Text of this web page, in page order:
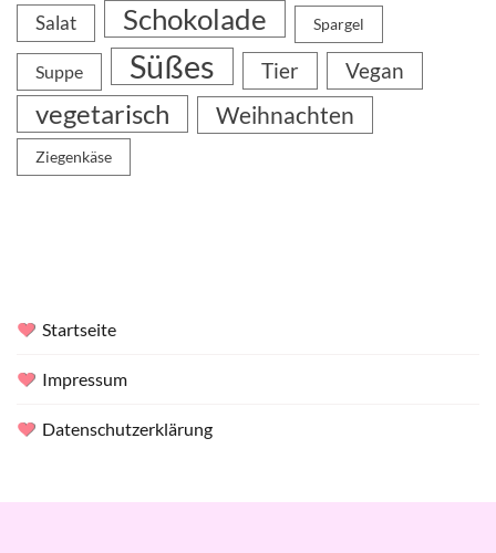
Salat Schokolade Spargel
Suppe Süßes Tier Vegan
vegetarisch Weihnachten
Ziegenkäse
Startseite
Impressum
Datenschutzerklärung